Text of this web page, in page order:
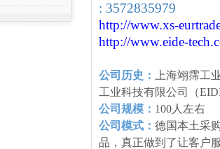
: 3572835979
http://www.xs-
http://www.eide-tech
公司历史：
上海翊霈工
工业科技有限公司（
公司规模： 100人左右
公司模式： 德国本土采
品，真正做到了让客户